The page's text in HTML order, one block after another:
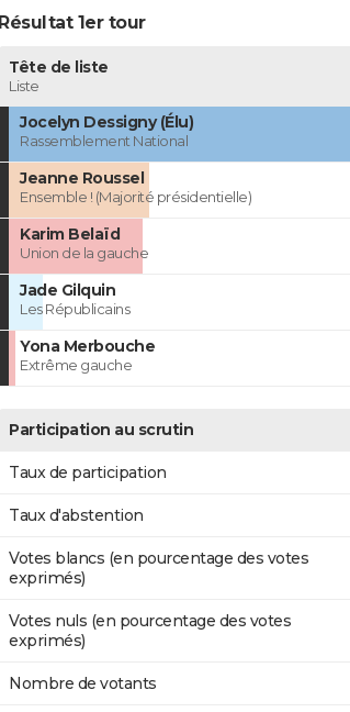
Résultat 1er tour
Tête de liste
Liste
Jocelyn Dessigny (Élu)
Rassemblement National
Jeanne Roussel
Ensemble ! (Majorité présidentielle)
Karim Belaïd
Union de la gauche
Jade Gilquin
Les Républicains
Yona Merbouche
Extrême gauche
Participation au scrutin
Taux de participation
Taux d'abstention
Votes blancs (en pourcentage des votes
exprimés)
Votes nuls (en pourcentage des votes
exprimés)
Nombre de votants